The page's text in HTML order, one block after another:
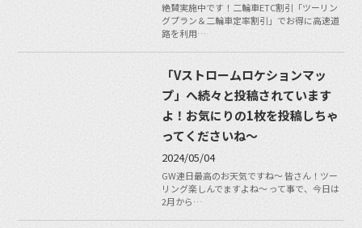
絶賛実施中です！二輪車ETC割引「ツーリン
グプラン＆二輪車定率割引」でお得に高速道
路を利用…
「Vストロームロケションマッ
プ」へ続々と投稿されています
よ！お気にりの1枚を投稿しちゃ
ってくださいね〜
2024/05/04
GW連日最高のお天気ですね〜 皆さん！ツー
リング楽しんでますよね〜 って事で、今日は
2月から…